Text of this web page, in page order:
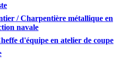
/ Charpentière métallique en
navale
d'équipe en atelier de coupe